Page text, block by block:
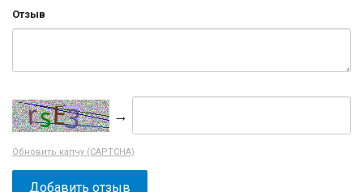
Отзыв
→
Обновить капчу (CAPTCHA)